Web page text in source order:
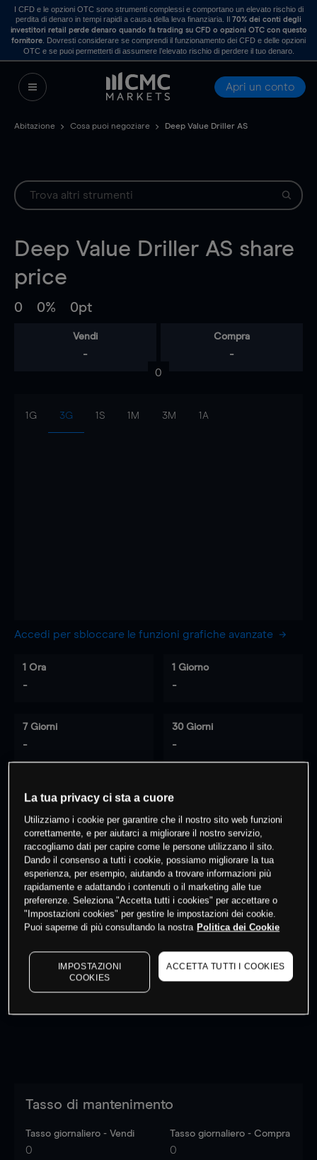
I CFD e le opzioni OTC sono strumenti complessi e comportano un elevato rischio di
perdita di denaro in tempi rapidi a causa della leva finanziaria. Il70% dei conti degli
investitori retail perde denaro quando fa trading su CFD o opzioni OTC con questo
fornitore . Dovresti considerare se comprendi il funzionamento dei CFD e delle opzioni
OTC e se puoi permetterti di assumere l’elevato rischio di perdere il tuo denaro.
Apri un conto
Abitazione Cosa puoi negoziare Deep Value Driller AS
Deep Value Driller AS share
price
0 0% 0pt
Vendi
-
Compra
-
0
1G 3G 1S 1M 3M 1A
Accedi per sbloccare le funzioni grafiche avanzate
1 Ora
-
1 Giorno
-
7 Giorni
-
30 Giorni
-
0 % dei clienti hanno posizioni
questo prodotto
Fai trading
I prezzi sono solo indicativi. Accediper vedere gli ultimi
dati di mercato
to see latest market data
Tasso di mantenimento
Tasso giornaliero - Vendi
0
Tasso giornaliero - Compra
0
La tua privacy ci sta a cuore
Utilizziamo i cookie per garantire che il nostro sito web funzioni
correttamente, e per aiutarci a migliorare il nostro servizio,
raccogliamo dati per capire come le persone utilizzano il sito.
Dando il consenso a tutti i cookie, possiamo migliorare la tua
esperienza, per esempio, aiutando a trovare informazioni più
rapidamente e adattando i contenuti o il marketing alle tue
preferenze. Seleziona "Accetta tutti i cookies" per accettare o
"Impostazioni cookies" per gestire le impostazioni dei cookie.
Puoi saperne di più consultando la nostra Politica dei Cookie
IMPOSTAZIONI
COOKIES
ACCETTA TUTTI I COOKIES